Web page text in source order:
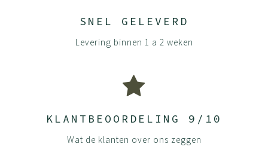
SNEL GELEVERD
Levering binnen 1 a 2 weken
KLANTBEOORDELING 9/10
Wat de klanten over ons zeggen